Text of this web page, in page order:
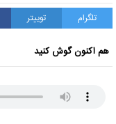
تلگرام توییتر
هم اکنون گوش کنید